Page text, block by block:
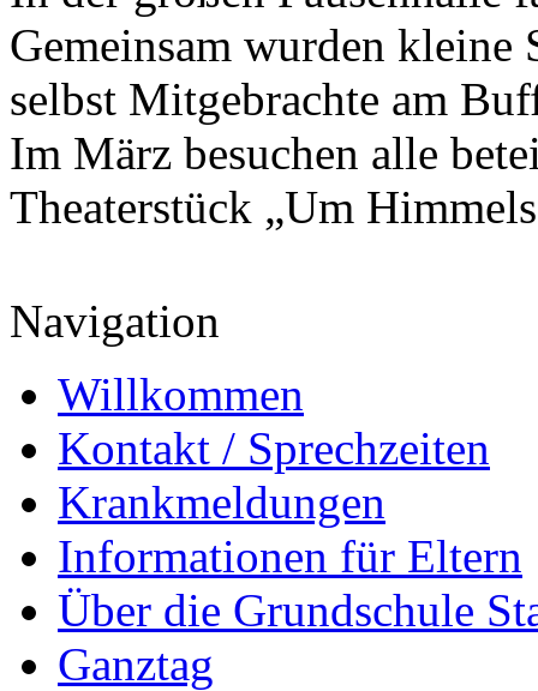
Gemeinsam wurden kleine
selbst Mitgebrachte am
Im März besuchen alle
Theaterstück „Um
Navigation
Willkommen
Kontakt / Sprechzeiten
Krankmeldungen
Informationen für Eltern
Über die Grundschule
Ganztag